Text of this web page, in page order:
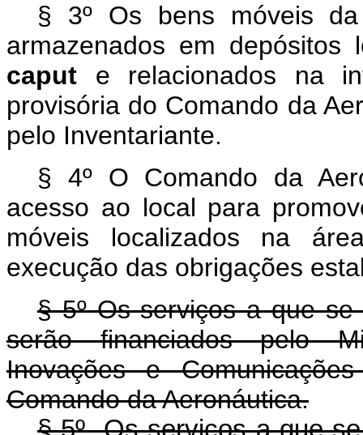
§ 3º Os bens móveis
armazenados em
caput e relacionados na
provisória do Comando da
pelo Inventariante.
§ 4º O Comando da
acesso ao local para
móveis localizados na
execução das obrigações
§ 5º Os serviços a que
serão financiados pelo
Inovações e
Comando da Aeronáutica.